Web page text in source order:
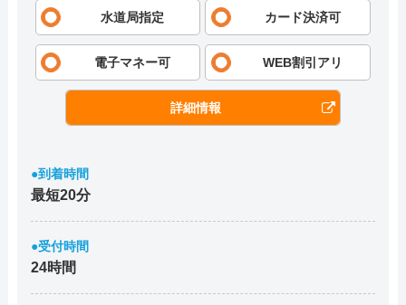
水道局指定 カード決済可
電子マネー可 WEB割引アリ
詳細情報
●到着時間
最短20分
●受付時間
24時間